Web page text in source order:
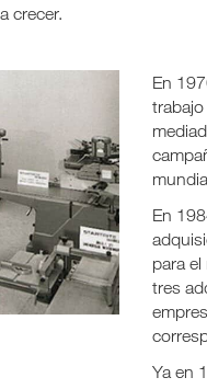
crecer.
En
En
para
tres
Ya en